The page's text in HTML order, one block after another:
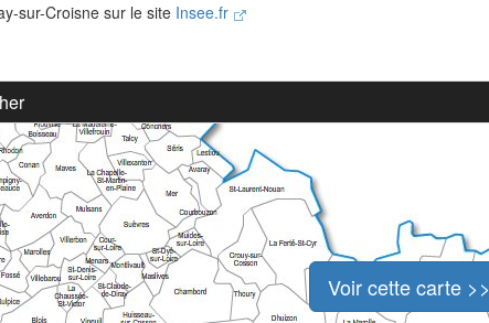
sur-Croisne sur le site Insee.fr
Voir cette carte >>